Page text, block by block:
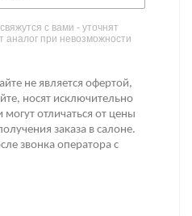
с вами - уточнят
аналог при невозможности
не является офертой,
носят исключительно
отличаться от цены
заказа в салоне.
звонка оператора с